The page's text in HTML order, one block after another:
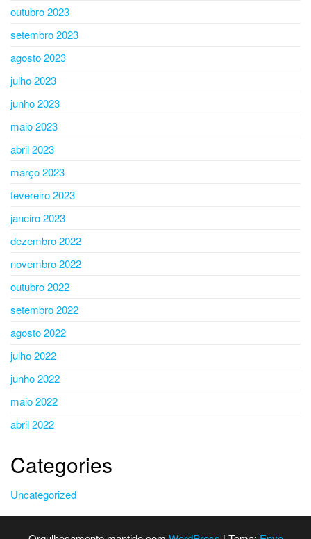
outubro 2023
setembro 2023
agosto 2023
julho 2023
junho 2023
maio 2023
abril 2023
março 2023
fevereiro 2023
janeiro 2023
dezembro 2022
novembro 2022
outubro 2022
setembro 2022
agosto 2022
julho 2022
junho 2022
maio 2022
abril 2022
Categories
Uncategorized